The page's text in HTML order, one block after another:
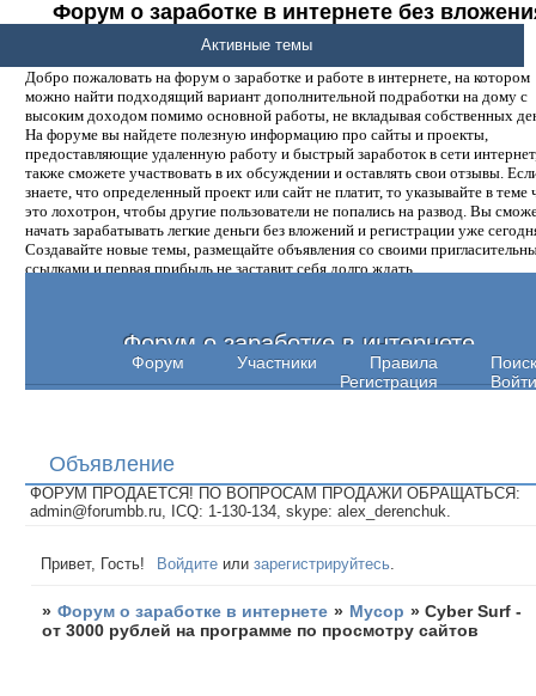
Форум о заработке в интернете без
денег.
Добро пожаловать на форум о заработке и работе в интернете, на котором
можно найти подходящий вариант дополнительной подработки на дому с
высоким доходом помимо основной работы, не вкладывая собственных
На форуме вы найдете полезную информацию про сайты и проекты,
предоставляющие удаленную работу и быстрый заработок в сети
также сможете участвовать в их обсуждении и оставлять свои отзывы.
знаете, что определенный проект или сайт не платит, то указывайте в теме
это лохотрон, чтобы другие пользователи не попались на развод. Вы
начать зарабатывать легкие деньги без вложений и регистрации уже
Создавайте новые темы, размещайте объявления со своими
ссылками и первая прибыль не заставит себя долго ждать.
Форум о заработке в интернете
Форум Участники Правила
Поиск
Регистрация
Войти
Активные темы
Объявление
ФОРУМ ПРОДАЕТСЯ! ПО ВОПРОСАМ ПРОДАЖИ ОБРАЩАТЬСЯ:
admin@forumbb.ru, ICQ: 1-130-134, skype: alex_derenchuk.
Привет, Гость! Войдите илизарегистрируйтесь
» Форум о заработке в интернете » Мусор »Cyber Surf -
от 3000 рублей на программе по просмотру сайтов